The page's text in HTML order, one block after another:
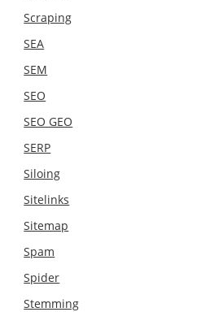
Scraping
SEA
SEM
SEO
SEO GEO
SERP
Siloing
Sitelinks
Sitemap
Spam
Spider
Stemming